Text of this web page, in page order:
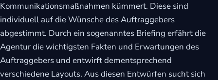
Kommunikationsmaßnahmen kümmert. Diese sind
individuell auf die Wünsche des Auftraggebers
abgestimmt. Durch ein sogenanntes Briefing erfährt die
Agentur die wichtigsten Fakten und Erwartungen des
Auftraggebers und entwirft dementsprechend
verschiedene Layouts. Aus diesen Entwürfen sucht sich